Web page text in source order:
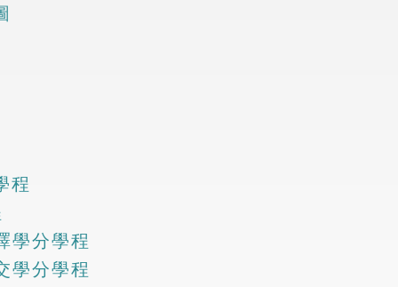
程
學分學程
學分學程